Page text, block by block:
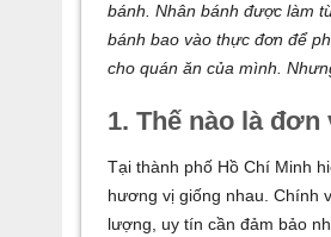
bánh. Nhân bánh được làm
bánh bao vào thực đơn để
cho quán ăn của mình.
1. Thế nào là
Tại thành phố Hồ Chí Minh
hương vị giống nhau. Chính
lượng, uy tín cần đảm bảo